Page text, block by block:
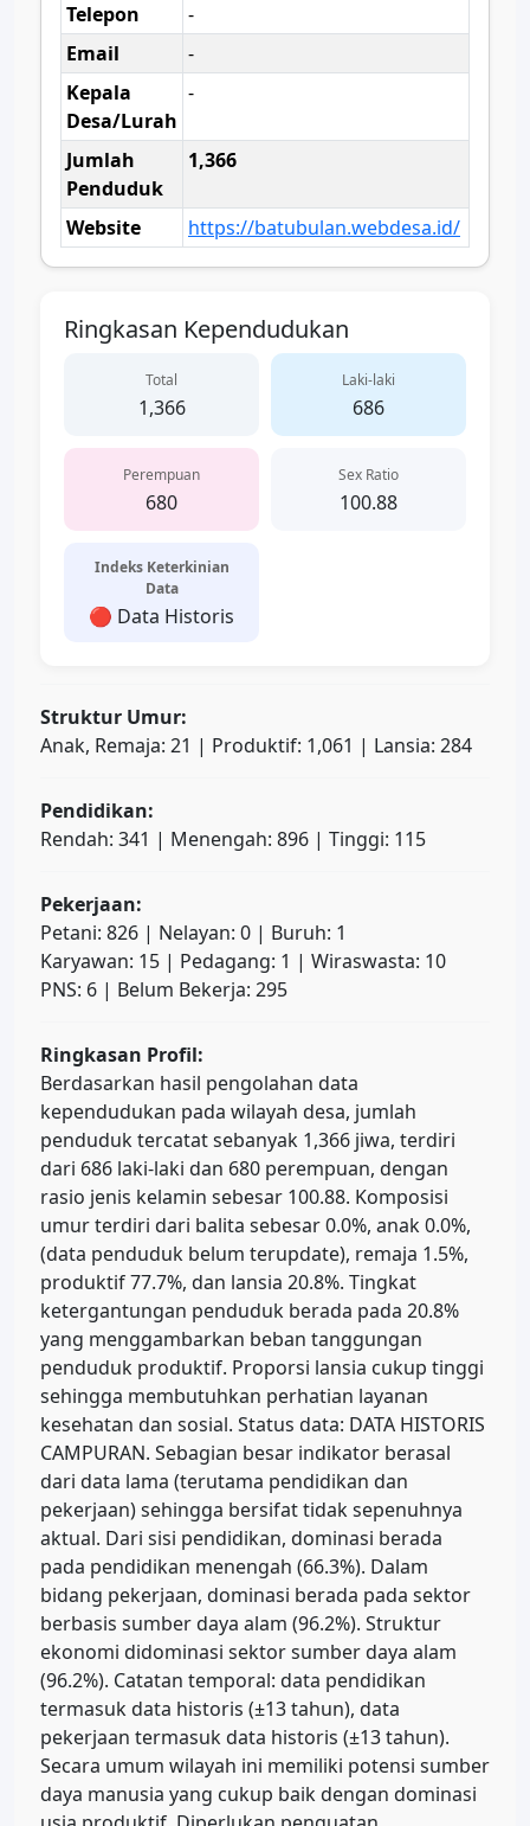
Telepon
-
Email
-
Kepala
Desa/Lurah
-
Jumlah
Penduduk
1,366
Website https://batubulan.webdesa.id/
Ringkasan Kependudukan
Total
1,366
Laki-laki
686
Perempuan
680
Sex Ratio
100.88
Indeks Keterkinian
Data
🔴 Data Historis
Struktur Umur:
Anak, Remaja: 21 | Produktif: 1,061 | Lansia: 284
Pendidikan:
Rendah: 341 | Menengah: 896 | Tinggi: 115
Pekerjaan:
Petani: 826 | Nelayan: 0 | Buruh: 1
Karyawan: 15 | Pedagang: 1 | Wiraswasta: 10
PNS: 6 | Belum Bekerja: 295
Ringkasan Profil:
Berdasarkan hasil pengolahan data
kependudukan pada wilayah desa, jumlah
penduduk tercatat sebanyak 1,366 jiwa, terdiri
dari 686 laki-laki dan 680 perempuan, dengan
rasio jenis kelamin sebesar 100.88. Komposisi
umur terdiri dari balita sebesar 0.0%, anak 0.0%,
(data penduduk belum terupdate), remaja 1.5%,
produktif 77.7%, dan lansia 20.8%. Tingkat
ketergantungan penduduk berada pada 20.8%
yang menggambarkan beban tanggungan
penduduk produktif. Proporsi lansia cukup tinggi
sehingga membutuhkan perhatian layanan
kesehatan dan sosial. Status data: DATA HISTORIS
CAMPURAN. Sebagian besar indikator berasal
dari data lama (terutama pendidikan dan
pekerjaan) sehingga bersifat tidak sepenuhnya
aktual. Dari sisi pendidikan, dominasi berada
pada pendidikan menengah (66.3%). Dalam
bidang pekerjaan, dominasi berada pada sektor
berbasis sumber daya alam (96.2%). Struktur
ekonomi didominasi sektor sumber daya alam
(96.2%). Catatan temporal: data pendidikan
termasuk data historis (±13 tahun), data
pekerjaan termasuk data historis (±13 tahun).
Secara umum wilayah ini memiliki potensi sumber
daya manusia yang cukup baik dengan dominasi